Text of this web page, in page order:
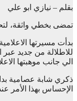
بقلم – نيازي ابو علي
تمضى بخطي واثقة،
بدأت مسيرتها
للاطلالة من جديد
الي جانب موهبتها
ذكري شابة عصامية
الإحساس بهذا الأمر